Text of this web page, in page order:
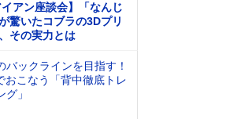
イアン座談会】「なんじ
驚いたコブラの3Dプリ
その実力とは
バックラインを目指す！
おこなう「背中徹底トレ
グ」